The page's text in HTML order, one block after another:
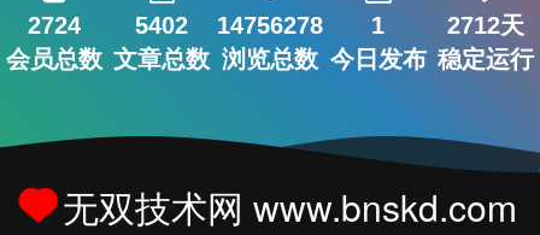
2724
会员总数
5402
文章总数
14756278
浏览总数
1
今日发布
2712天
稳定运行
无双技术网 www.bnskd.com